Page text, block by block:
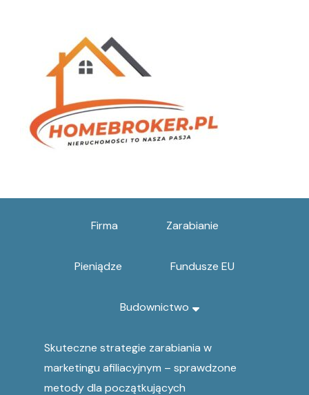
Firma Zarabianie
Pieniądze Fundusze EU
Budownictwo
Skuteczne strategie zarabiania w
marketingu afiliacyjnym – sprawdzone
metody dla początkujących